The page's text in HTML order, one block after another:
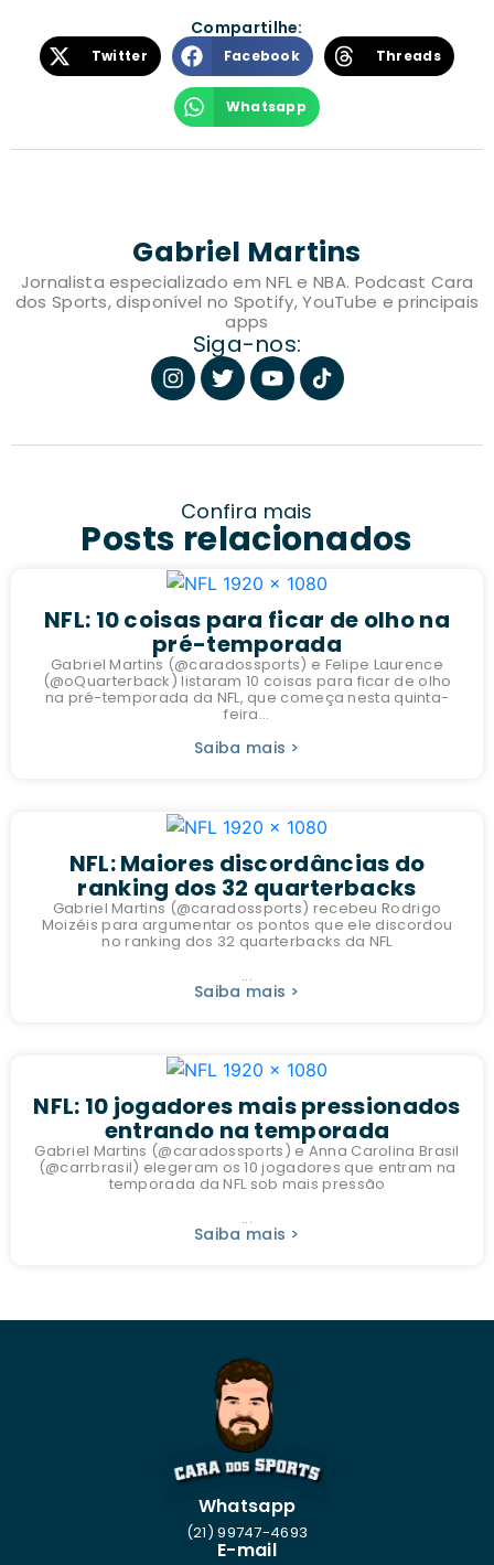
Compartilhe:
Twitter Facebook Threads
Whatsapp
Gabriel Martins
Jornalista especializado em NFL e NBA. Podcast Cara
dos Sports, disponível no Spotify, YouTube e principais
apps
Siga-nos:
Confira mais
Posts relacionados
NFL: 10 coisas para ficar de olho na
pré-temporada
Gabriel Martins (@caradossports) e Felipe Laurence
(@oQuarterback) listaram 10 coisas para ficar de olho
na pré-temporada da NFL, que começa nesta quinta-
feira...
Saiba mais >
NFL: Maiores discordâncias do
ranking dos 32 quarterbacks
Gabriel Martins (@caradossports) recebeu Rodrigo
Moizéis para argumentar os pontos que ele discordou
no ranking dos 32 quarterbacks da NFL
...
Saiba mais >
NFL: 10 jogadores mais pressionados
entrando na temporada
Gabriel Martins (@caradossports) e Anna Carolina Brasil
(@carrbrasil) elegeram os 10 jogadores que entram na
temporada da NFL sob mais pressão
...
Saiba mais >
Whatsapp
(21) 99747-4693
E-mail